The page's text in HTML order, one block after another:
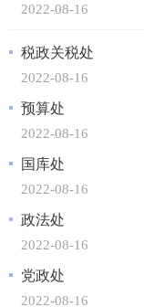
2022-08-16
税政关税处
2022-08-16
预算处
2022-08-16
国库处
2022-08-16
政法处
2022-08-16
党政处
2022-08-16